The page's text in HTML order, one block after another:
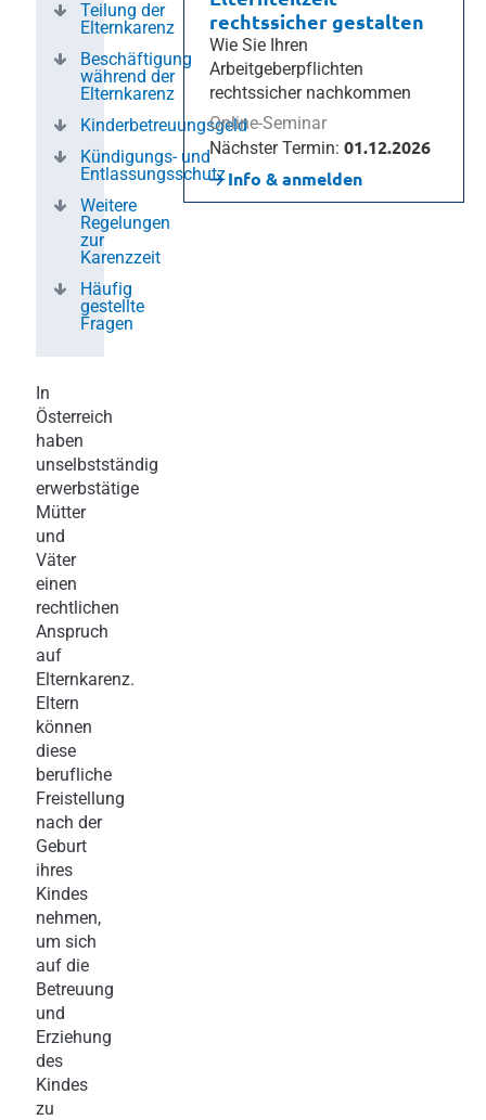
Teilung der
Elternkarenz
Beschäftigung
während der
Elternkarenz
Kinderbetreuungsgeld
Kündigungs- und
Entlassungsschutz
Weitere
Regelungen
zur
Karenzzeit
Häufig
gestellte
Fragen
In
Österreich
haben
unselbstständig
erwerbstätige
Mütter
und
Väter
einen
rechtlichen
Anspruch
auf
Elternkarenz.
Eltern
können
diese
berufliche
Freistellung
nach der
Geburt
ihres
Kindes
nehmen,
um sich
auf die
Betreuung
und
Erziehung
des
Kindes
zu
rechtssicher gestalten
Wie Sie Ihren
Arbeitgeberpflichten
rechtssicher nachkommen
Online-Seminar
Nächster Termin: 01.12.2026
Info & anmelden